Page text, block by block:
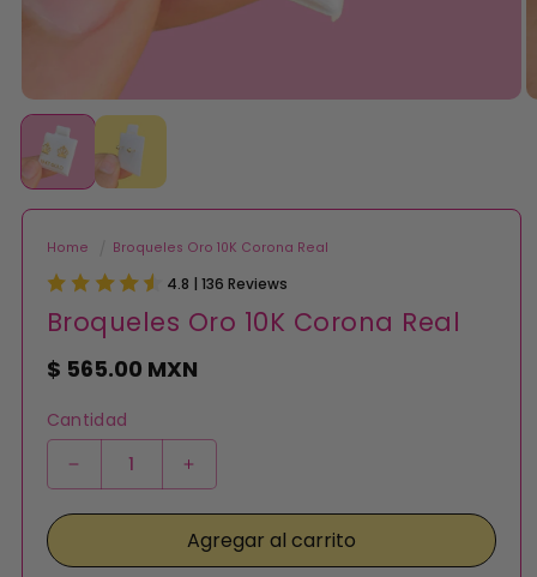
elemento
multimedia
1
en
ventana
Home
Broqueles Oro 10K Corona Real
4.8 | 136 Reviews
Broqueles Oro 10K Corona Real
Precio
$ 565.00 MXN
Cantidad
Reducir
cantidad
para
Oro
Aumentar
cantidad
para
Broqueles
Oro
Agregar al carrito